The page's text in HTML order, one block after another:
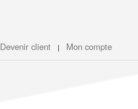
Devenir client | Mon compte